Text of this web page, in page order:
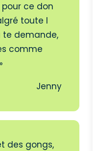
ce don
toute l
demande,
comme
Jenny
des gongs,